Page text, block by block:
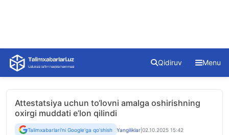
Skip
content
Qidiruv Menu
Attestatsiya uchun to‘lovni amalga oshirishning
oxirgi muddati e’lon qilindi
Talimxabarlari'ni Google'ga qo'shish Yangiliklar 02.10.2025 15:42